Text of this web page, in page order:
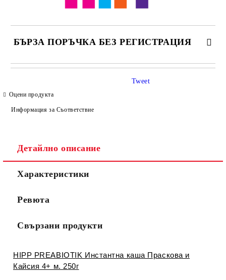
БЪРЗА ПОРЪЧКА БЕЗ РЕГИСТРАЦИЯ
САМО ПОПЪЛНЕТЕ 4 ПОЛЕТА
Съгласен съм сПолитиката за лични данни
Ние ще се свържем с вас в рамките на работния ден.
Оцени продукта
Информация за Съответствие
Tweet
Детайлно описание
Характеристики
Ревюта
Свързани продукти
HIPP PREABIOTIK Инстантна каша Праскова и
Кайсия 4+ м. 250г